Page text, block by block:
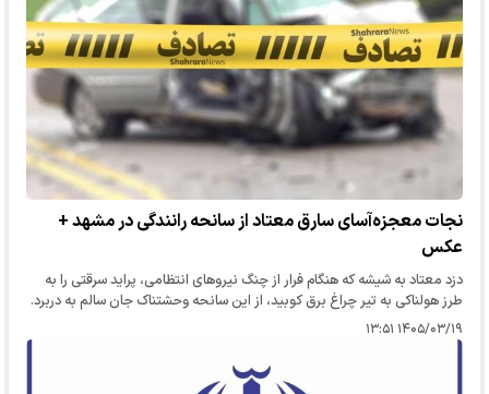
نجات معجزه‌آسای سارق معتاد از سانحه رانندگی در مشهد +
عکس
​​​​​​​دزد معتاد به شیشه که هنگام فرار از چنگ نیروهای انتظامی، پراید سرقتی را به
طرز هولناکی به تیر چراغ برق کوبید، از این سانحه وحشتناک جان سالم به دربرد.
۱۴۰۵/۰۳/۱۹ ۱۳:۵۱